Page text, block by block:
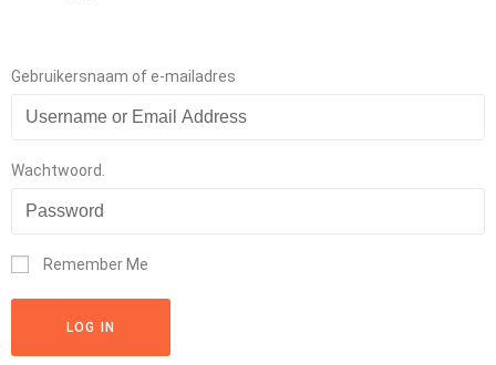
Gebruikersnaam of e-mailadres
Wachtwoord.
Remember Me
LOG IN